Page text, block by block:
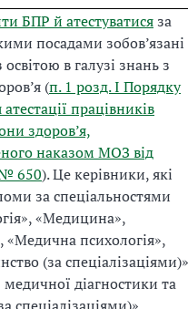
БПР й атестуватисяза
посадами зобов’язані
в галузі знань з
(п. 1 розд. I Порядку
працівників
здоров’я,
наказом МОЗ від
650). Це керівники, які
за спеціальностями
«Медицина»,
«Медична психологія»,
(за
медичної діагностики та